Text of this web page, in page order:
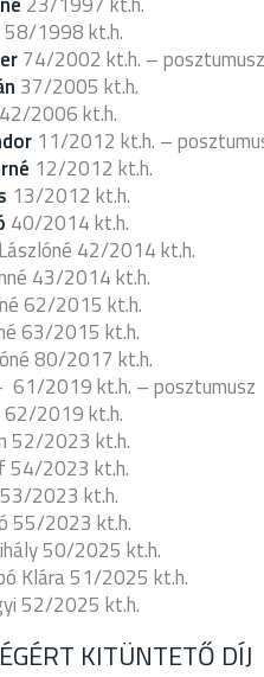
58/1998 kt.h.
74/2002 kt.h. – posztumusz
37/2005 kt.h.
42/2006 kt.h.
11/2012 kt.h. –
12/2012 kt.h.
13/2012 kt.h.
40/2014 kt.h.
42/2014 kt.h.
43/2014 kt.h.
62/2015 kt.h.
63/2015 kt.h.
80/2017 kt.h.
61/2019 kt.h. – posztumusz
62/2019 kt.h.
52/2023 kt.h.
54/2023 kt.h.
53/2023 kt.h.
55/2023 kt.h.
50/2025 kt.h.
Klára 51/2025 kt.h.
52/2025 kt.h.
KITÜNTETŐ DÍJ